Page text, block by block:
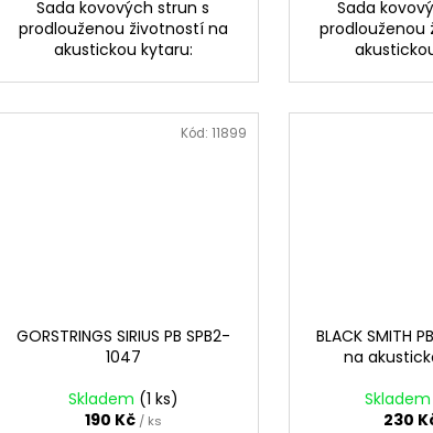
Sada kovových strun s
prodlouženou životností na
akustickou kytaru:
Sada
prodlouženou
GORSTRINGS SIRIUS PB SPB2-
1047
Skladem (1 ks)
190 Kč / ks
Kód: 11899
BLACK SMITH
na
Skladem
230